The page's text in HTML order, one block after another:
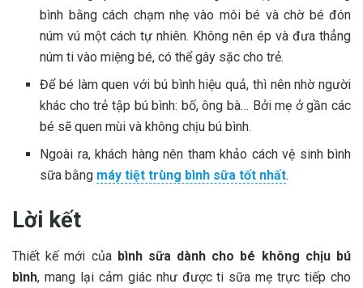
bình bằng cách chạm nhẹ vào môi bé và chờ bé đón
núm vú một cách tự nhiên. Không nên ép và đưa thẳng
núm ti vào miệng bé, có thể gây sặc cho trẻ.
Để bé làm quen với bú bình hiệu quả, thì nên nhờ người
khác cho trẻ tập bú bình: bố, ông bà… Bởi mẹ ở gần các
bé sẽ quen mùi và không chịu bú bình.
Ngoài ra, khách hàng nên tham khảo cách vệ sinh bình
sữa bằng máy tiệt trùng bình sữa tốt nhất.
Lời kết
Thiết kế mới của bình sữa dành cho bé không chịu bú
bình, mang lại cảm giác như được ti sữa mẹ trực tiếp cho